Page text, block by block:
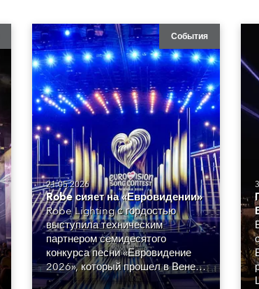
События
21.05.2026
Robe сияет на «Евровидении»
Robe Lighting с гордостью
выступила техническим
партнером семидесятого
конкурса песни «Евровидение
2026», который прошел в Вене в
атмосфере блеска, гламура,